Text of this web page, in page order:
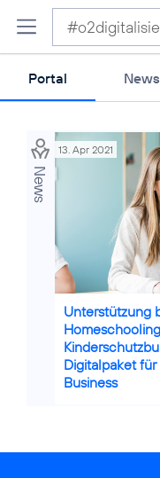
Portal News
News
13. Apr 2021
Unterstützung
Digitalpaket
Business